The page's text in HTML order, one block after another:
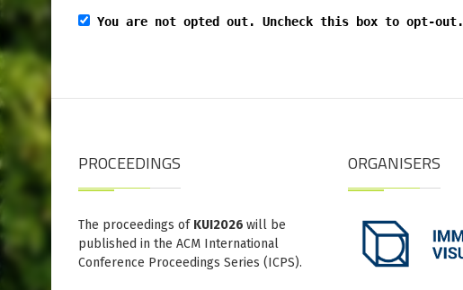
You are not opted out. Uncheck this box to opt-out.
PROCEEDINGS
The proceedings of KUI2026 will be
published in the ACM International
Conference Proceedings Series (ICPS).
ORGANISERS